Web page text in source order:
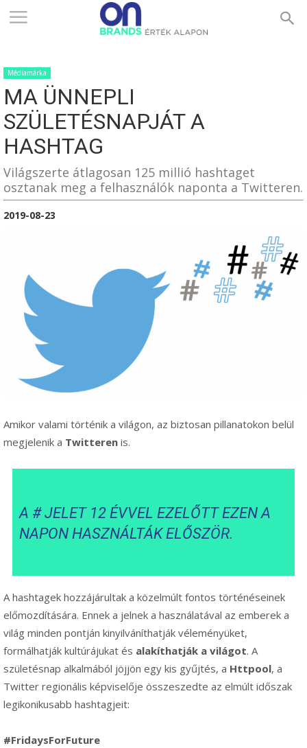
ONBRANDS
–
ÉRTÉK
ALAPON
Médiamárka
MA ÜNNEPLI
SZÜLETÉSNAPJÁT A
HASHTAG
Világszerte átlagosan 125 millió hashtaget
osztanak meg a felhasználók naponta a Twitteren.
2019-08-23
Amikor valami történik a világon, az biztosan pillanatokon belül
megjelenik a Twitteren is.
A # JELET 12 ÉVVEL EZELŐTT EZEN A
NAPON HASZNÁLTÁK ELŐSZÖR.
A hashtagek hozzájárultak a közelmúlt fontos történéseinek
előmozdítására. Ennek a jelnek a használatával az emberek a
világ minden pontján kinyilváníthatják véleményüket,
formálhatják kultúrájukat és alakíthatják a világot. A
születésnap alkalmából jöjjön egy kis gyűjtés, a Httpool, a
Twitter regionális képviselője összeszedte az elmúlt időszak
legikonikusabb hashtagjeit:
#FridaysForFuture